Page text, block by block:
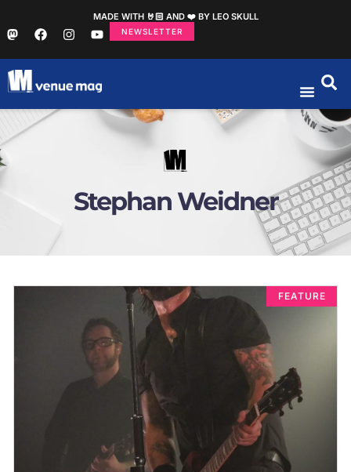
MADE WITH 🤘🏻 AND ❤️ BY LEO SKULL
NEWSLETTER
Stephan Weidner
FEATURE